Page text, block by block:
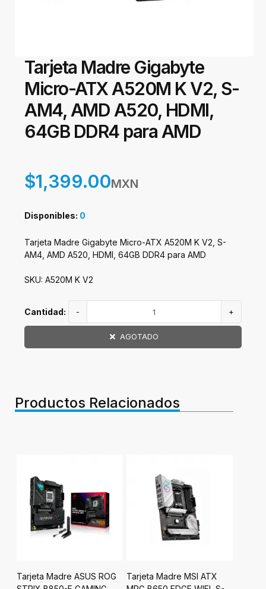
Tarjeta Madre Gigabyte
Micro-ATX A520M K V2, S-
AM4, AMD A520, HDMI,
64GB DDR4 para AMD
$1,399.00MXN
Disponibles: 0
Tarjeta Madre Gigabyte Micro-ATX A520M K V2, S-
AM4, AMD A520, HDMI, 64GB DDR4 para AMD
SKU: A520M K V2
Cantidad: - +
AGOTADO
Productos Relacionados
Tarjeta Madre MSI ATX
Tarjeta Madre MSI MPG